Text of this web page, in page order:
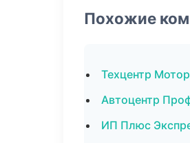
Похожие
Техцентр
Автоцентр
ИП Плюс